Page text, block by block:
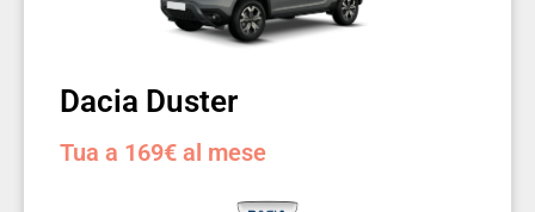
Dacia Duster
Tua a 169€ al mese